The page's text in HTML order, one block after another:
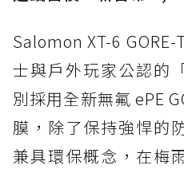
Salomon XT-6
士與戶外玩家公認的
別採用全新無氟 ePE
膜，除了保持強悍的
兼具環保概念，在梅